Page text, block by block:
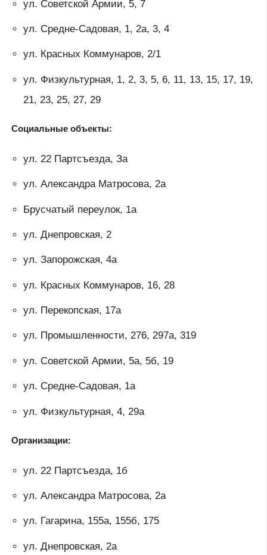
ул. Советской Армии, 5, 7
ул. Средне-Садовая, 1, 2а, 3, 4
ул. Красных Коммунаров, 2/1
ул. Физкультурная, 1, 2, 3, 5, 6, 11, 13, 15, 17, 19,
21, 23, 25, 27, 29
Социальные объекты:
ул. 22 Партсъезда, За
ул. Александра Матросова, 2а
Брусчатый переулок, 1а
ул. Днепровская, 2
ул. Запорожская, 4а
ул. Красных Коммунаров, 16, 28
ул. Перекопская, 17а
ул. Промышленности, 276, 297а, 319
ул. Советской Армии, 5а, 5б, 19
ул. Средне-Садовая, 1а
ул. Физкультурная, 4, 29а
Организации:
ул. 22 Партсъезда, 1б
ул. Александра Матросова, 2а
ул. Гагарина, 155а, 155б, 175
ул. Днепровская, 2а